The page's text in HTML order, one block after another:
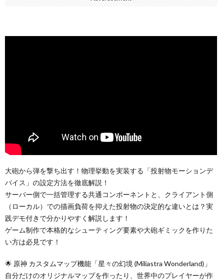
大砲から弾を撃ち出す！物理挙動を実装する「投射物モーションデ
バイス」の設定方法を徹底解説！
サーバー側で一括管理する共通コンポーネントと、クライアント側
（ローカル）での描画負荷を抑えた投射物の決定的な違いとは？実
践デモ付きで分かりやすく解説します！
ゲーム制作で本格的なシューティング要素や大砲ギミックを作りた
い方は必見です！
🌟 原神 カスタムマップ機能「星々の幻境 (Miliastra Wonderland)」
自分だけのオリジナルマップを作ったり、世界中のプレイヤーが作